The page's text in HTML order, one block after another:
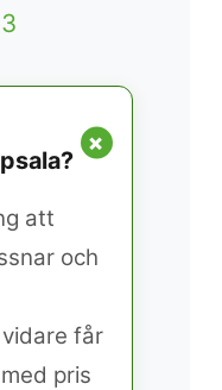
+
att
och
får
pris